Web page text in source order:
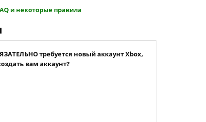
и некоторые правила
требуется новый аккаунт Xbox,
вам аккаунт?